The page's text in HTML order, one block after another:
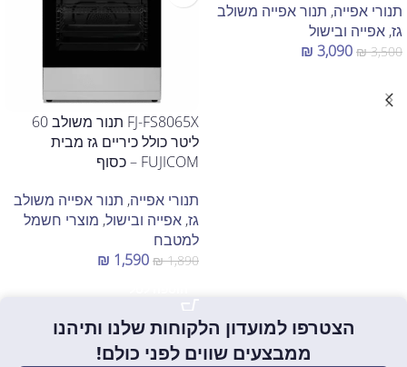
תנורי אפייה, תנור אפייה משולב
גז, אפייה ובישול
₪3,500
₪ 3,090
FJ-FS8065X תנור משולב 60
ליטר כולל כיריים גז מבית
FUJICOM – כסוף
תנורי אפייה, תנור אפייה משולב
גז, אפייה ובישול, מוצרי חשמל
למטבח
₪1,890
₪ 1,590
הצטרפו למועדון הלקוחות שלנו ותיהנו
ממבצעים שווים לפני כולם!